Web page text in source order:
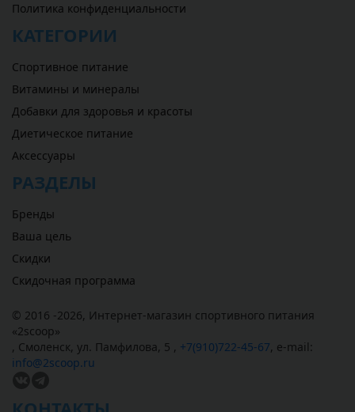
Политика конфиденциальности
КАТЕГОРИИ
Спортивное питание
Витамины и минералы
Добавки для здоровья и красоты
Диетическое питание
Аксессуары
РАЗДЕЛЫ
Бренды
Ваша цель
Скидки
Скидочная программа
© 2016 -2026, Интернет-магазин спортивного питания
«2scoop»
, Смоленск, ул. Памфилова, 5 , +7(910)722-45-67, e-mail:
info@2scoop.ru